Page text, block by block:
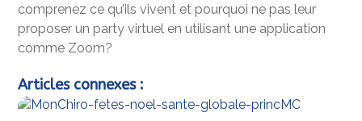
comprenez ce qu’ils vivent et pourquoi ne pas leur
proposer un party virtuel en utilisant une application
comme Zoom?
Articles connexes :